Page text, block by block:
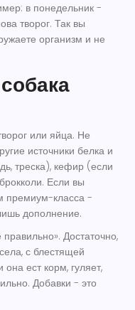
в понедельник -
творог. Так вы
организм и не
или яйца. Не
источники белка и
треска), кефир (если
Если вы
премиум-класса -
дополнение.
Достаточно,
с блестящей
ест корм, гуляет,
Добавки - это